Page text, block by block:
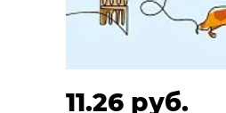
11.26 руб.